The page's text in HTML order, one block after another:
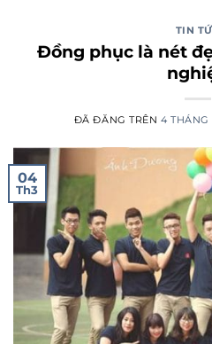
TIN
Đồng phục là nét
ĐÃ ĐĂNG TRÊN4 THÁNG
04
Th3